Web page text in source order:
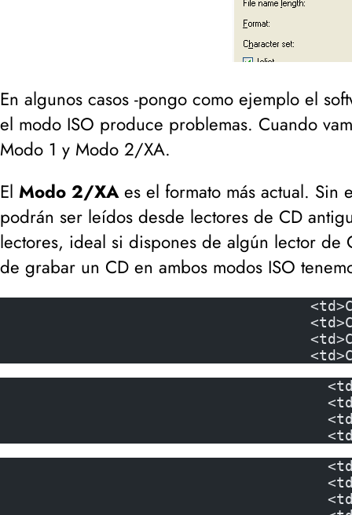
En algunos casos -pongo como ejemplo el
el modo ISO produce problemas. Cuando
Modo 1 y Modo 2/XA.
El Modo 2/XAes el formato más actual. Sin
podrán ser leídos desde lectores de CD
lectores, ideal si dispones de algún lector de
de grabar un CD en ambos modos ISO